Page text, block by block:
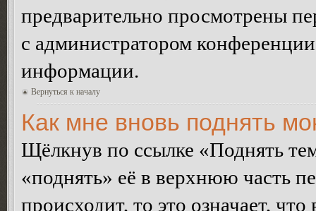
предварительно просмотрены
с администратором
информации.
Вернуться к началу
Как мне вновь поднять
Щёлкнув по ссылке «Поднять
«поднять» её в верхнюю часть
происходит, то это означает,